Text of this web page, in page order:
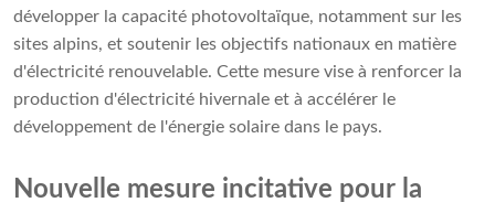
développer la capacité photovoltaïque, notamment sur les
sites alpins, et soutenir les objectifs nationaux en matière
d'électricité renouvelable. Cette mesure vise à renforcer la
production d'électricité hivernale et à accélérer le
développement de l'énergie solaire dans le pays.
Nouvelle mesure incitative pour la